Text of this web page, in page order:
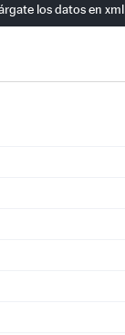
los datos en xml